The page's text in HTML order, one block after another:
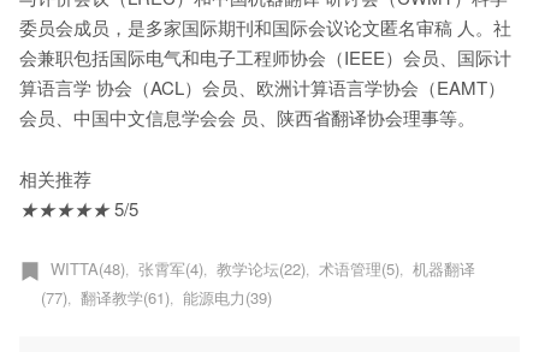
委员会成员，是多家国际期刊和国际会议论文匿名审稿 人。社
会兼职包括国际电气和电子工程师协会（IEEE）会员、国际计
算语言学 协会（ACL）会员、欧洲计算语言学协会（EAMT）
会员、中国中文信息学会会 员、陕西省翻译协会理事等。
相关推荐
★★★★★5/5
WITTA(48) 张霄军(4) 教学论坛(22) 术语管理(5)
机器翻译
(77)
翻译教学(61) 能源电力(39)